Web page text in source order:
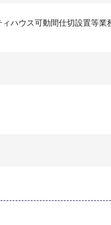
ハウス可動間仕切設置等業